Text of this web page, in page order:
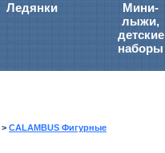
Ледянки
Мини-
лыжи,
детские
наборы
> CALAMBUS Фигурные